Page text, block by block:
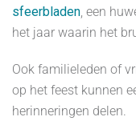
sfeerbladen, een
het jaar waarin het
Ook familieleden of
op het feest kunnen
herinneringen delen.